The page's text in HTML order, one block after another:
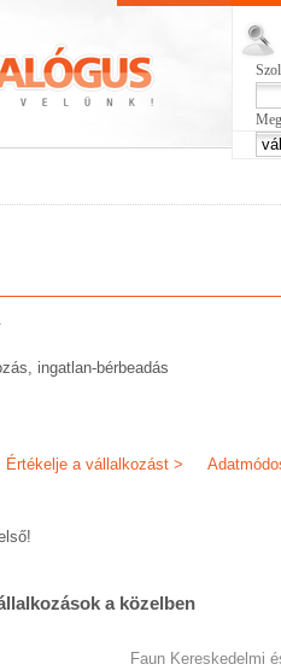
ingatlan-bérbeadás
Értékelje a vállalkozást >
a közelben
Faun Kereskedelmi